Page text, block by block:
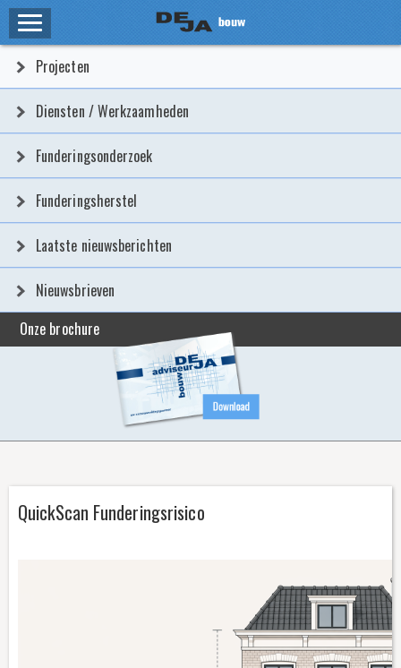
HOME
ZAKELIJK
PROJECTEN
DIENSTEN / WERKZAAMHEDEN
FUNDERINGSONDERZOEK
FUNDERINGSHERSTEL
LAATSTE NIEUWSBERICHTEN
NIEUWSBRIEVEN
Projecten
Diensten / Werkzaamheden
Funderingsonderzoek
Funderingsherstel
Laatste nieuwsberichten
Nieuwsbrieven
Onze brochure
QuickScan Funderingsrisico